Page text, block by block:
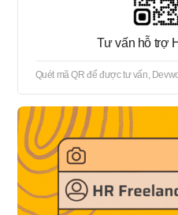
Tư vấn hỗ trợ
Quét mã QR để được tư vấn,